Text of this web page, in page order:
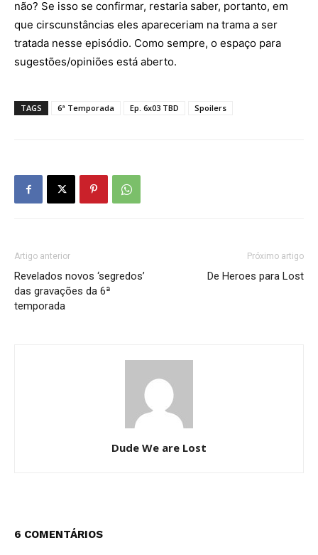
não? Se isso se confirmar, restaria saber, portanto, em
que cirscunstâncias eles apareceriam na trama a ser
tratada nesse episódio. Como sempre, o espaço para
sugestões/opiniões está aberto.
TAGS 6ª Temporada Ep. 6x03 TBD Spoilers
Artigo anterior
Revelados novos ‘segredos’
das gravações da 6ª
temporada
Próximo artigo
De Heroes para Lost
Dude We are Lost
6 COMENTÁRIOS